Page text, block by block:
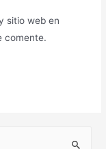
sitio web en
comente.